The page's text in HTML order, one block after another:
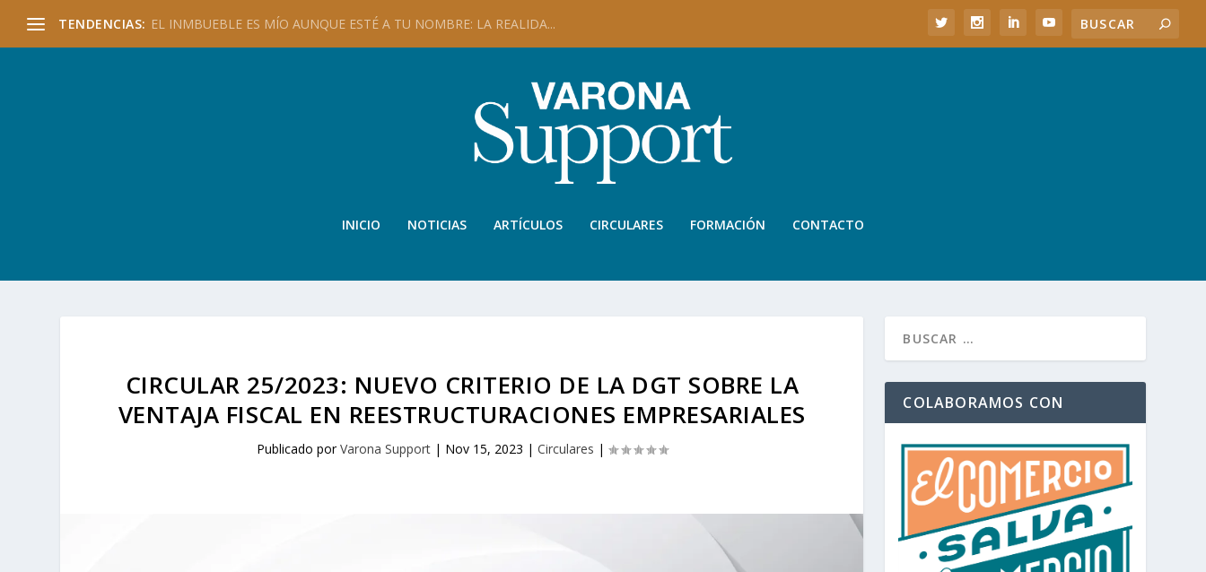
TENDENCIAS: EL INMBUEBLE ES MÍO AUNQUE ESTÉ A TU NOMBRE: LA REALIDA...
INICIO NOTICIAS ARTÍCULOS CIRCULARES FORMACIÓN CONTACTO
CIRCULAR 25/2023: NUEVO CRITERIO DE LA DGT SOBRE LA
VENTAJA FISCAL EN REESTRUCTURACIONES EMPRESARIALES
Publicado porVarona Support| Nov 15, 2023 | Circulares |
COLABORAMOS CON